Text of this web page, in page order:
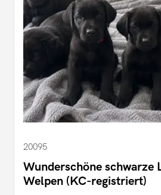
20095
Wunderschöne schwarze
Welpen (KC-registriert)